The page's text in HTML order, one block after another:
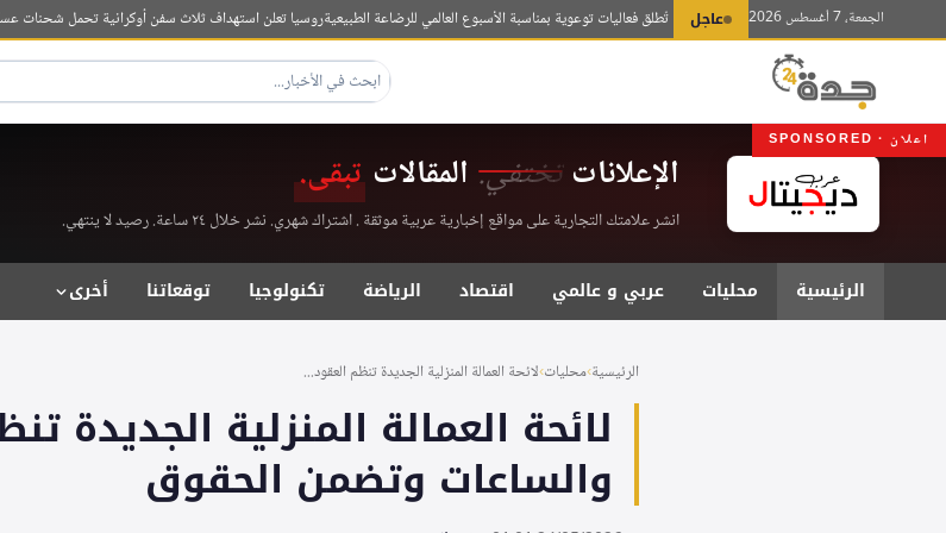
الجمعة، 7 أغسطس 2026 عاجل
وزارة الداخلية تُطلق فعاليات توعوية بمناسبة الأسبوع العالمي للرضاعة الطبيعيةروسيا تعلن استهداف ثلاث سفن أوكرانية تحمل شحنات عسكرية
اعلان · SPONSORED
الإعلانات تختفي. المقالات تبقى.
انشر علامتك التجارية على مواقع إخبارية عربية موثقة . اشتراك شهري. نشر خلال ٢٤ ساعة. رصيد لا ينتهي.
الرئيسية محليات عربي و عالمي اقتصاد الرياضة تكنولوجيا توقعاتنا أخرى
الرئيسية›محليات›لائحة العمالة المنزلية الجديدة تنظم العقود...
لائحة العمالة المنزلية الجديدة
والساعات وتضمن الحقوق